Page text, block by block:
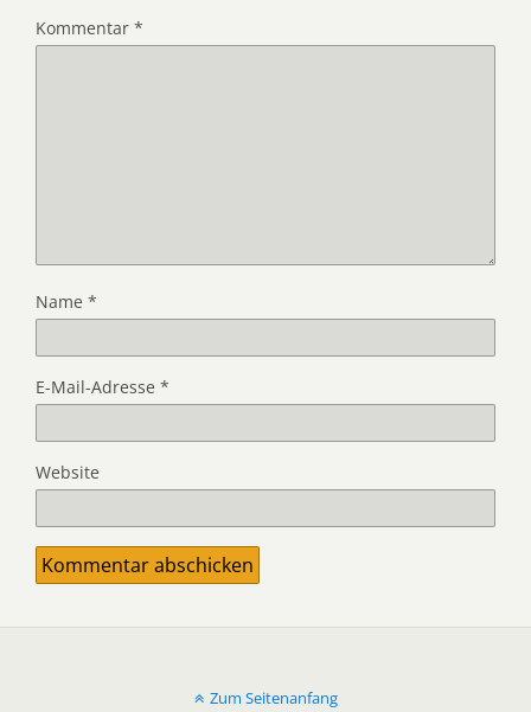
Kommentar *
Name *
E-Mail-Adresse *
Website
Zum Seitenanfang